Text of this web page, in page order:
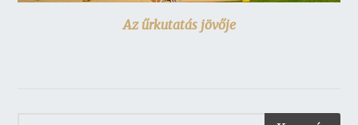
Az űrkutatás jövője